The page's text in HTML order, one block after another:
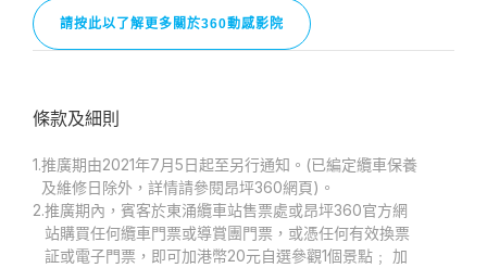
請按此以了解更多關於360動感影院
條款及細則
1.推廣期由2021年7月5日起至另行通知。(已編定纜車保養
及維修日除外，詳情請參閱昂坪360網頁)。
2.推廣期內，賓客於東涌纜車站售票處或昂坪360官方網
站購買任何纜車門票或導賞團門票，或憑任何有效換票
証或電子門票，即可加港幣20元自選參觀1個景點﹔ 加